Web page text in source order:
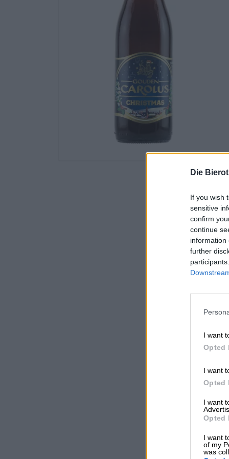
Die
If you wish
sensitive
confirm
continue
information
further
I want
Opted
I want
Opted
I want
Opted
I want
of my
was